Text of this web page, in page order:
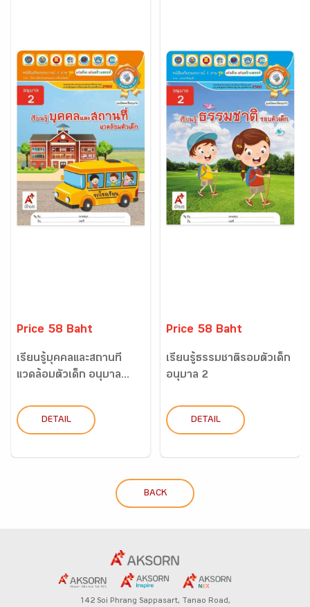
Price 58 Baht
เรียนรู้บุคคลและสถานที่
แวดล้อมตัวเด็ก อนุบาล...
DETAIL
Price 58 Baht
เรียนรู้ธรรมชาติรอบตัวเด็ก
อนุบาล 2
DETAIL
BACK
142 Soi Phrang Sappasart, Tanao Road,